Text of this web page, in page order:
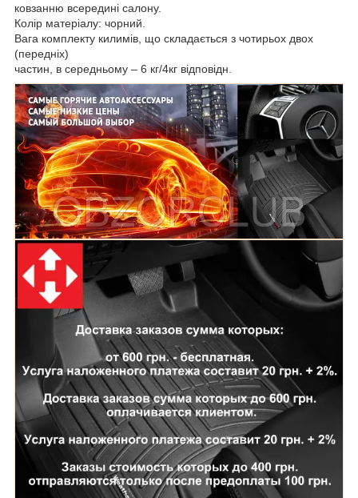
ковзанню всередині салону.
Колір матеріалу: чорний.
Вага комплекту килимів, що складається з чотирьох двох
(передніх)
частин, в середньому – 6 кг/4кг відповідн.